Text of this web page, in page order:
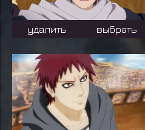
удалить выбрать